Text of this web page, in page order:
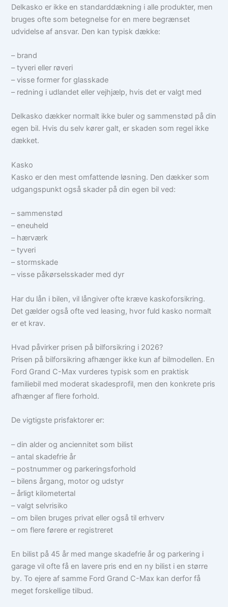
Delkasko er ikke en standarddækning i alle produkter, men
bruges ofte som betegnelse for en mere begrænset
udvidelse af ansvar. Den kan typisk dække:
– brand
– tyveri eller røveri
– visse former for glasskade
– redning i udlandet eller vejhjælp, hvis det er valgt med
Delkasko dækker normalt ikke buler og sammenstød på din
egen bil. Hvis du selv kører galt, er skaden som regel ikke
dækket.
Kasko
Kasko er den mest omfattende løsning. Den dækker som
udgangspunkt også skader på din egen bil ved:
– sammenstød
– eneuheld
– hærværk
– tyveri
– stormskade
– visse påkørselsskader med dyr
Har du lån i bilen, vil långiver ofte kræve kaskoforsikring.
Det gælder også ofte ved leasing, hvor fuld kasko normalt
er et krav.
Hvad påvirker prisen på bilforsikring i 2026?
Prisen på bilforsikring afhænger ikke kun af bilmodellen. En
Ford Grand C-Max vurderes typisk som en praktisk
familiebil med moderat skadesprofil, men den konkrete pris
afhænger af flere forhold.
De vigtigste prisfaktorer er:
– din alder og anciennitet som bilist
– antal skadefrie år
– postnummer og parkeringsforhold
– bilens årgang, motor og udstyr
– årligt kilometertal
– valgt selvrisiko
– om bilen bruges privat eller også til erhverv
– om flere førere er registreret
En bilist på 45 år med mange skadefrie år og parkering i
garage vil ofte få en lavere pris end en ny bilist i en større
by. To ejere af samme Ford Grand C-Max kan derfor få
meget forskellige tilbud.